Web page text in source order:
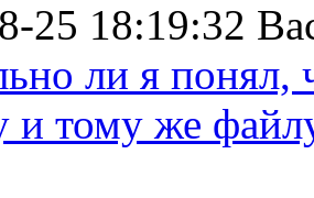
25 18:19:32
ли я понял,
и тому же